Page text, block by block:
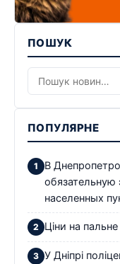
ПОШУК
ПОПУЛЯРНЕ
В
населенных
Ціни на
У Дніпрі